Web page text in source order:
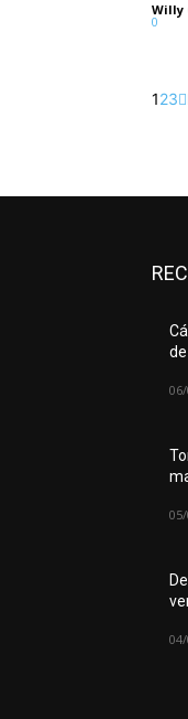
Willy
0
123